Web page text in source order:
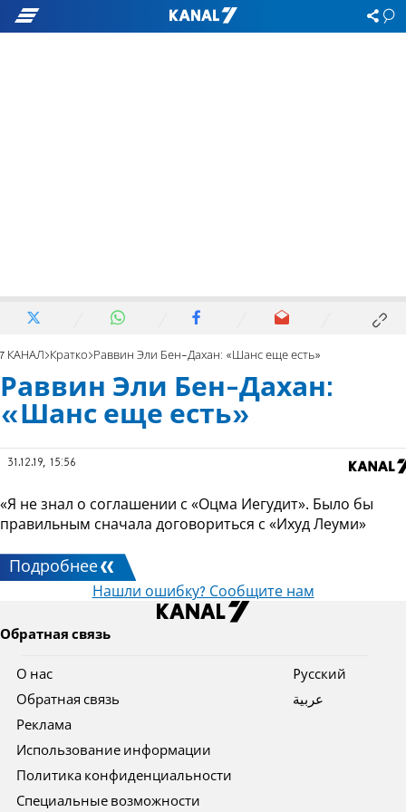
7 КАНАЛ Кратко Раввин Эли Бен-Дахан: «Шанс еще есть»
Раввин Эли Бен-Дахан:
«Шанс еще есть»
31.12.19, 15:56
«Я не знал о соглашении с «Оцма Иегудит». Было бы
правильным сначала договориться с «Ихуд Леуми»
Подробнее
Нашли ошибку? Сообщите нам
Обратная связь
О нас
Обратная связь
Реклама
Использование информации
Политика конфиденциальности
Специальные возможности
Pусский
عربية